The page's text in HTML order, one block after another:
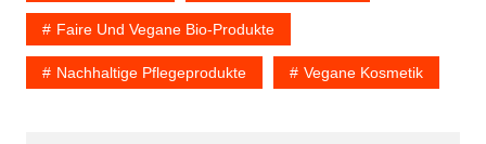
Faire Und Vegane Bio-Produkte
Nachhaltige Pflegeprodukte Vegane Kosmetik